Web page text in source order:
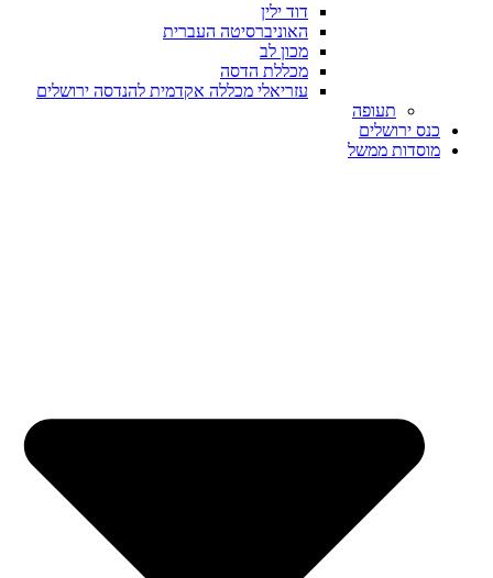
דוד ילין
האוניברסיטה העברית
מכון לב
מכללת הדסה
עזריאלי מכללה אקדמית להנדסה ירושלים
ירושלים
ממשל